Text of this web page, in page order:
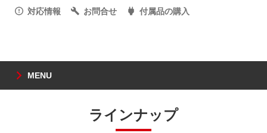
対応情報
お問合せ 付属品の購入
MENU
ラインナップ